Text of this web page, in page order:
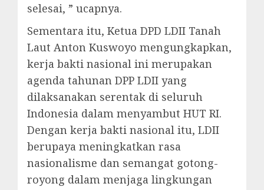
selesai, ” ucapnya.
Sementara itu, Ketua DPD LDII Tanah
Laut Anton Kuswoyo mengungkapkan,
kerja bakti nasional ini merupakan
agenda tahunan DPP LDII yang
dilaksanakan serentak di seluruh
Indonesia dalam menyambut HUT RI.
Dengan kerja bakti nasional itu, LDII
berupaya meningkatkan rasa
nasionalisme dan semangat gotong-
royong dalam menjaga lingkungan